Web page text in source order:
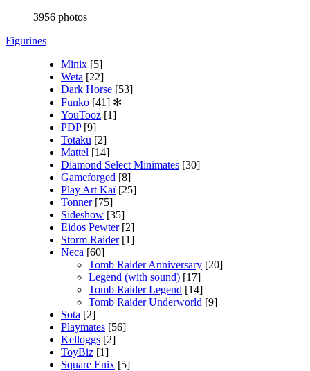
3956 photos
Figurines
Minix [5]
Weta [22]
Dark Horse [53]
Funko [41] ✻
YouTooz [1]
PDP [9]
Totaku [2]
Mattel [14]
Diamond Select Minimates [30]
Gameforged [8]
Play Art Kaï [25]
Tonner [75]
Sideshow [35]
Eidos Pewter [2]
Storm Raider [1]
Neca [60]
Tomb Raider Anniversary [20]
Legend (with sound) [17]
Tomb Raider Legend [14]
Tomb Raider Underworld [9]
Sota [2]
Playmates [56]
Kelloggs [2]
ToyBiz [1]
Square Enix [5]